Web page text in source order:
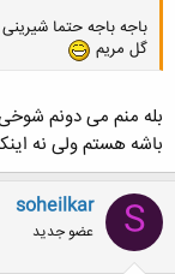
باجه باجه حتما
گل مریم
بله منم می دونم
باشه هستم ولی نه
S
soheilkar
عضو جدید